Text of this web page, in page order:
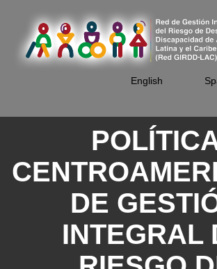
English
DE
INTEGRAL